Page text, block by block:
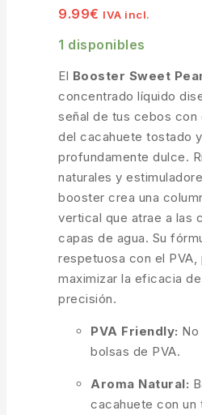
9.99€ IVA incl.
1 disponibles
El Booster Sweet
concentrado líquido
señal de tus cebos con
del cacahuete tostado
profundamente dulce.
naturales y
booster crea una
vertical que atrae a las
capas de agua. Su
respetuosa con el
maximizar la eficacia
precisión.
PVA Friendly: No
bolsas de PVA.
Aroma Natural:
cacahuete con un